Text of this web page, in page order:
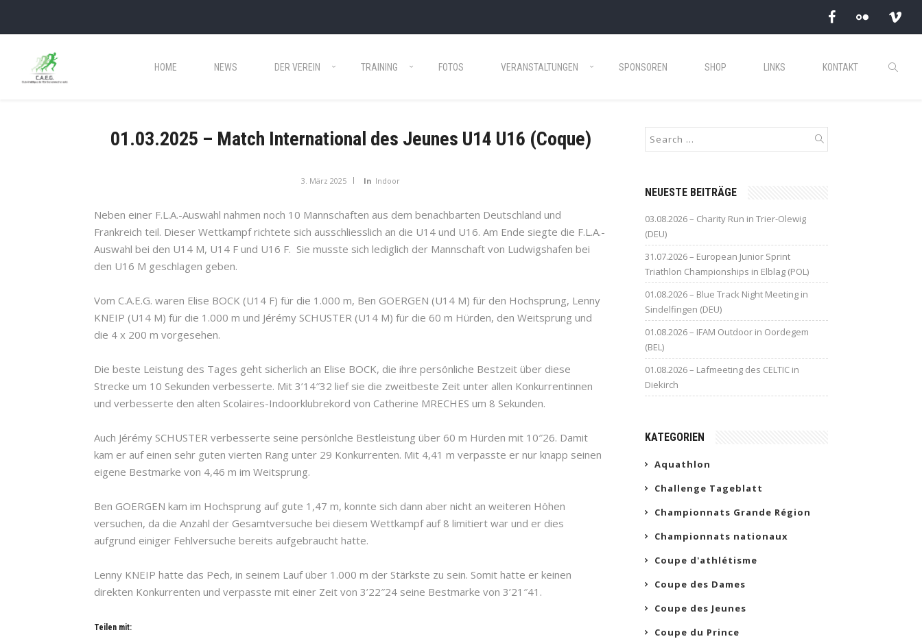
HOME NEWS DER VEREIN TRAINING FOTOS VERANSTALTUNGEN SPONSOREN SHOP LINKS KONTAKT
01.03.2025 – Match International des Jeunes U14 U16 (Coque)
3. März 2025 In Indoor
Neben einer F.L.A.-Auswahl nahmen noch 10 Mannschaften aus dem benachbarten Deutschland und
Frankreich teil. Dieser Wettkampf richtete sich ausschliesslich an die U14 und U16. Am Ende siegte die F.L.A.-
Auswahl bei den U14 M, U14 F und U16 F. Sie musste sich lediglich der Mannschaft von Ludwigshafen bei
den U16 M geschlagen geben.
Vom C.A.E.G. waren Elise BOCK (U14 F) für die 1.000 m, Ben GOERGEN (U14 M) für den Hochsprung, Lenny
KNEIP (U14 M) für die 1.000 m und Jérémy SCHUSTER (U14 M) für die 60 m Hürden, den Weitsprung und
die 4 x 200 m vorgesehen.
Die beste Leistung des Tages geht sicherlich an Elise BOCK, die ihre persönliche Bestzeit über diese
Strecke um 10 Sekunden verbesserte. Mit 3’14″32 lief sie die zweitbeste Zeit unter allen Konkurrentinnen
und verbesserte den alten Scolaires-Indoorklubrekord von Catherine MRECHES um 8 Sekunden.
Auch Jérémy SCHUSTER verbesserte seine persönlche Bestleistung über 60 m Hürden mit 10″26. Damit
kam er auf einen sehr guten vierten Rang unter 29 Konkurrenten. Mit 4,41 m verpasste er nur knapp seinen
eigene Bestmarke von 4,46 m im Weitsprung.
Ben GOERGEN kam im Hochsprung auf gute 1,47 m, konnte sich dann aber nicht an weiteren Höhen
versuchen, da die Anzahl der Gesamtversuche bei diesem Wettkampf auf 8 limitiert war und er dies
aufgrund einiger Fehlversuche bereits aufgebraucht hatte.
Lenny KNEIP hatte das Pech, in seinem Lauf über 1.000 m der Stärkste zu sein. Somit hatte er keinen
direkten Konkurrenten und verpasste mit einer Zeit von 3’22″24 seine Bestmarke von 3’21″41.
Teilen mit:
NEUESTE BEITRÄGE
03.08.2026 – Charity Run in Trier-Olewig
(DEU)
31.07.2026 – European Junior Sprint
Triathlon Championships in Elblag (POL)
01.08.2026 – Blue Track Night Meeting in
Sindelfingen (DEU)
01.08.2026 – IFAM Outdoor in Oordegem
(BEL)
01.08.2026 – Lafmeeting des CELTIC in
Diekirch
KATEGORIEN
Aquathlon
Challenge Tageblatt
Championnats Grande Région
Championnats nationaux
Coupe d'athlétisme
Coupe des Dames
Coupe des Jeunes
Coupe du Prince